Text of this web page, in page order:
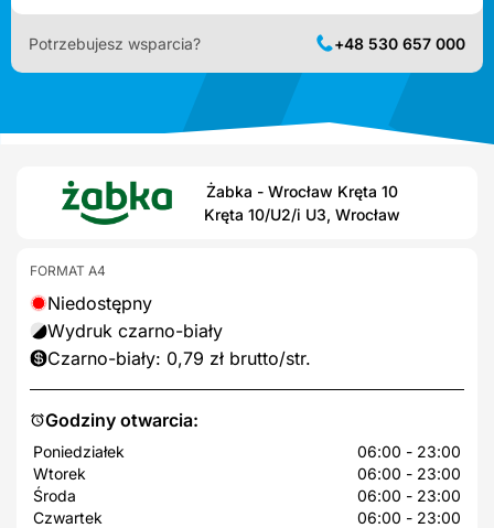
Potrzebujesz wsparcia? +48 530 657 000
Żabka - Wrocław Kręta 10
Kręta 10/U2/i U3, Wrocław
Godziny otwarcia:
Poniedziałek
06:00 - 23:00
Wtorek
06:00 - 23:00
Środa
06:00 - 23:00
Czwartek
06:00 - 23:00
FORMAT A4
Niedostępny
Wydruk czarno-biały
Czarno-biały: 0,79 zł brutto/str.